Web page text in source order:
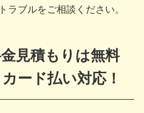
ラブルをご相談ください。
見積もりは無料
ード払い対応！